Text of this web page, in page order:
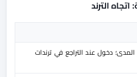
الترند
المدى؛ دخول عند التراجع في ترندات